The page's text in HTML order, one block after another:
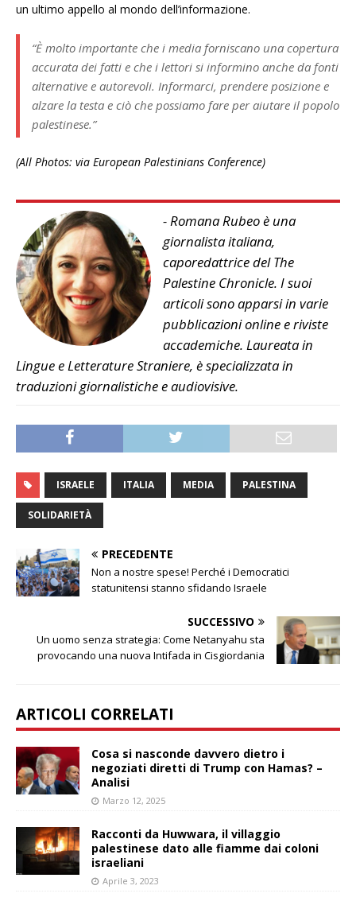
un ultimo appello al mondo dell’informazione.
“È molto importante che i media forniscano una copertura
accurata dei fatti e che i lettori si informino anche da fonti
alternative e autorevoli. Informarci, prendere posizione e
alzare la testa e ciò che possiamo fare per aiutare il popolo
palestinese.”
(All Photos: via European Palestinians Conference)
- Romana Rubeo è una
giornalista italiana,
caporedattrice del The
Palestine Chronicle. I suoi
articoli sono apparsi in varie
pubblicazioni online e riviste
accademiche. Laureata in
Lingue e Letterature Straniere, è specializzata in
traduzioni giornalistiche e audiovisive.
ISRAELE ITALIA MEDIA PALESTINA
SOLIDARIETÀ
PRECEDENTE
Non a nostre spese! Perché i Democratici
statunitensi stanno sfidando Israele
SUCCESSIVO
Un uomo senza strategia: Come Netanyahu sta
provocando una nuova Intifada in Cisgiordania
ARTICOLI CORRELATI
Cosa si nasconde davvero dietro i
negoziati diretti di Trump con Hamas? –
Analisi
Marzo 12, 2025
Racconti da Huwwara, il villaggio
palestinese dato alle fiamme dai coloni
israeliani
Aprile 3, 2023